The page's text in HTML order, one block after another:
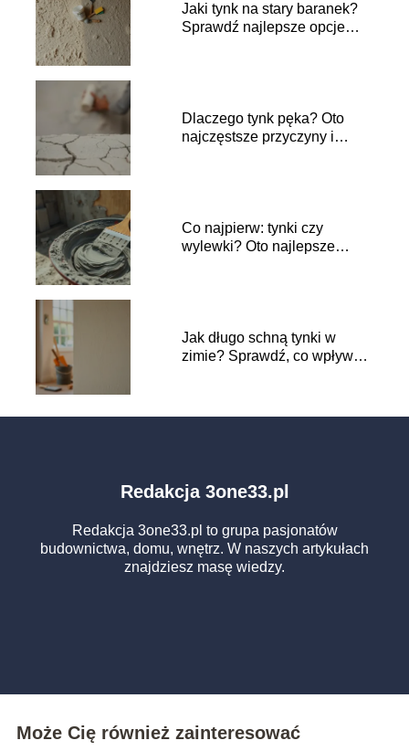
Jaki tynk na stary baranek?
Sprawdź najlepsze opcje
Dlaczego tynk pęka? Oto
najczęstsze przyczyny i
Co najpierw: tynki czy
wylewki? Oto najlepsze
Jak długo schną tynki w
zimie? Sprawdź, co wpływa
Redakcja 3one33.pl
Redakcja 3one33.pl to grupa pasjonatów
budownictwa, domu, wnętrz. W naszych artykułach
znajdziesz masę wiedzy.
Może Cię również zainteresować